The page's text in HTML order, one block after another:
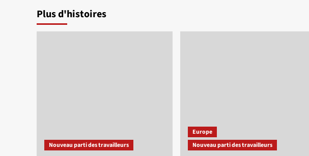
Plus d'histoires
Nouveau parti des travailleurs
Europe
Nouveau parti des travailleurs